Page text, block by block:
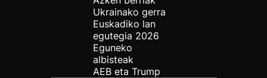
Ukrainako gerra
Euskadiko lan
egutegia 2026
Eguneko
albisteak
AEB eta Trump